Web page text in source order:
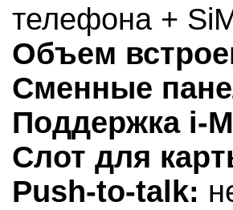
телефона +
Объем
Сменные
Поддержка i-
Слот для
Push-to-talk: